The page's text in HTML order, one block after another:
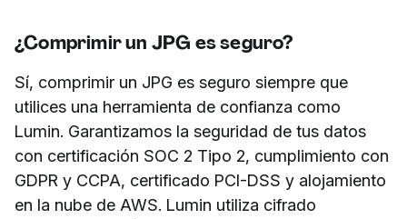
¿Comprimir un JPG es seguro?
Sí, comprimir un JPG es seguro siempre que
utilices una herramienta de confianza como
Lumin. Garantizamos la seguridad de tus datos
con certificación SOC 2 Tipo 2, cumplimiento con
GDPR y CCPA, certificado PCI-DSS y alojamiento
en la nube de AWS. Lumin utiliza cifrado